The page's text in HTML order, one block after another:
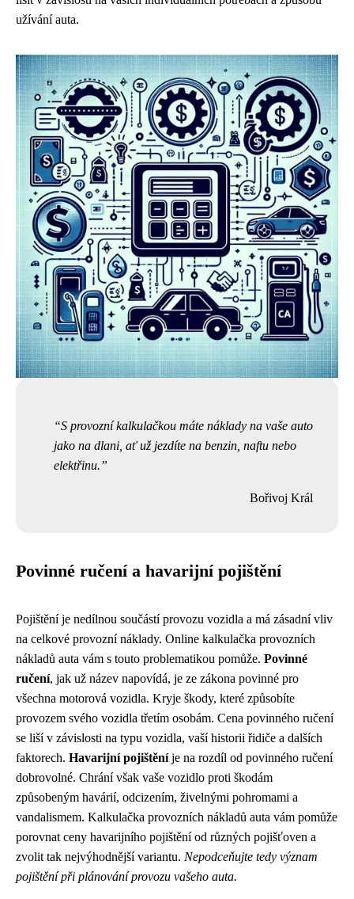
užívání auta.
S provozní kalkulačkou máte náklady na vaše auto
jako na dlani, ať už jezdíte na benzin, naftu nebo
elektřinu.
Bořivoj Král
Povinné ručení a havarijní pojištění
Pojištění je nedílnou součástí provozu vozidla a má zásadní vliv
na celkové provozní náklady. Online kalkulačka provozních
nákladů auta vám s touto problematikou pomůže. Povinné
ručení, jak už název napovídá, je ze zákona povinné pro
všechna motorová vozidla. Kryje škody, které způsobíte
provozem svého vozidla třetím osobám. Cena povinného ručení
se liší v závislosti na typu vozidla, vaší historii řidiče a dalších
faktorech. Havarijní pojištěníje na rozdíl od povinného ručení
dobrovolné. Chrání však vaše vozidlo proti škodám
způsobeným havárií, odcizením, živelnými pohromami a
vandalismem. Kalkulačka provozních nákladů auta vám pomůže
porovnat ceny havarijního pojištění od různých pojišťoven a
zvolit tak nejvýhodnější variantu. Nepodceňujte tedy význam
pojištění při plánování provozu vašeho auta.